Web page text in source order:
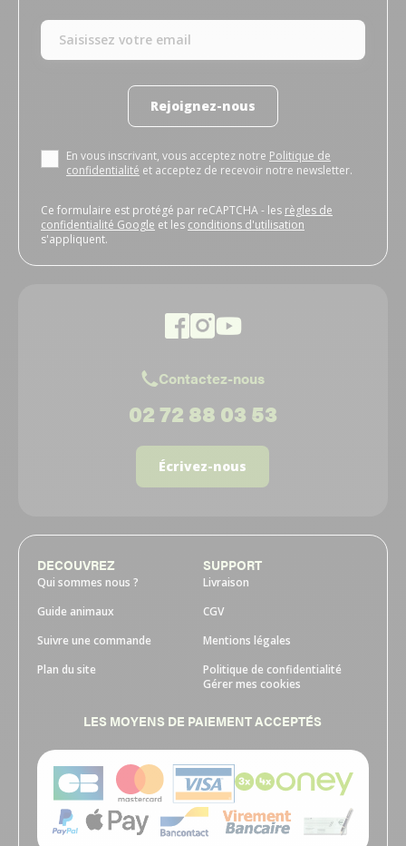
Rejoignez-nous
En vous inscrivant, vous acceptez notre Politique de
confidentialité et acceptez de recevoir notre newsletter.
Ce formulaire est protégé par reCAPTCHA - les règles de
confidentialité Google et les conditions d'utilisation
s'appliquent.
Contactez-nous
02 72 88 03 53
Écrivez-nous
DECOUVREZ
Qui sommes nous ?
Guide animaux
Suivre une commande
Plan du site
SUPPORT
Livraison
CGV
Mentions légales
Politique de confidentialité
Gérer mes cookies
LES MOYENS DE PAIEMENT ACCEPTÉS